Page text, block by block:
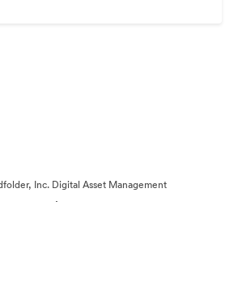
Inc. Digital Asset Management
·